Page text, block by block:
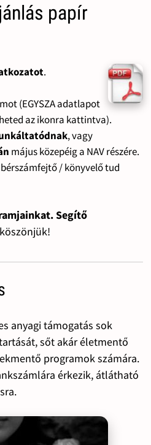
papír
.
(EGYSZA adatlapot
az ikonra kattintva).
, vagy
május közepéig a NAV részére.
/ könyvelő tud
Segítő
anyagi támogatás sok
sőt akár életmentő
programok számára.
érkezik, átlátható